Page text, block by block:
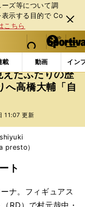
ズ等について調
⽰する⽬的で Co
こちら
閉じ
る
web Sportiva (webスポルティーバ)
検索
マイペ
ー
ジ
メニュ
載 動画 イン
ュア 「かなだい」ミ
たふたりの歴
高橋大輔「自
11:07 更新
presto）
ト
ナ。フィギュアス
RD）で村元哉中・